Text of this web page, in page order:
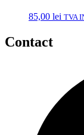
85,00 lei TVA
Contact